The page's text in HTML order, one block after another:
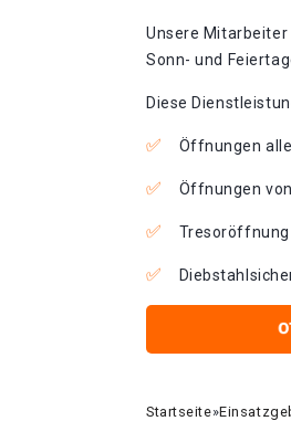
Unsere Mitarbeiter
Sonn- und
Diese
Öffnungen
Öffnungen
Tresoröffnung
Startseite»